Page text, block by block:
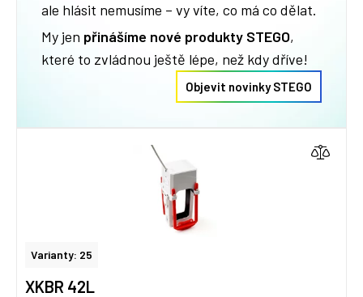
ale hlásit nemusíme – vy víte, co má co dělat.
My jen přinášíme nové produkty STEGO,
které to zvládnou ještě lépe, než kdy dříve!
Objevit novinky STEGO
Varianty: 25
XKBR 42L